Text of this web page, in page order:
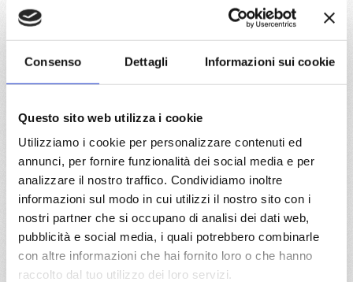
Consenso Dettagli Informazioni sui cookie
Questo sito web utilizza i cookie
Utilizziamo i cookie per personalizzare contenuti ed
annunci, per fornire funzionalità dei social media e per
analizzare il nostro traffico. Condividiamo inoltre
informazioni sul modo in cui utilizzi il nostro sito con i
nostri partner che si occupano di analisi dei dati web,
pubblicità e social media, i quali potrebbero combinarle
con altre informazioni che hai fornito loro o che hanno
raccolto dal tuo utilizzo dei loro servizi.
Civitavecchia, Genova, Marsiglia, Barcellona, Cagliari,
Napoli, Civitavecchia
06/05/2027
€ 490
€ 515
a partire da
€ 480
DETTAGLI